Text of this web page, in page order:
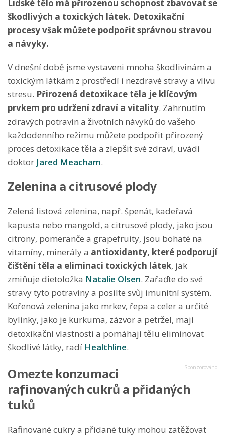
Lidské tělo má přirozenou schopnost zbavovat se
škodlivých a toxických látek. Detoxikační
procesy však můžete podpořit správnou stravou
a návyky.
V dnešní době jsme vystaveni mnoha škodlivinám a
toxickým látkám z prostředí i nezdravé stravy a vlivu
stresu. Přirozená detoxikace těla je klíčovým
prvkem pro udržení zdraví a vitality. Zahrnutím
zdravých potravin a životních návyků do vašeho
každodenního režimu můžete podpořit přirozený
proces detoxikace těla a zlepšit své zdraví, uvádí
doktor Jared Meacham.
Zelenina a citrusové plody
Zelená listová zelenina, např. špenát, kadeřavá
kapusta nebo mangold, a citrusové plody, jako jsou
citrony, pomeranče a grapefruity, jsou bohaté na
vitamíny, minerály a antioxidanty, které podporují
čištění těla a eliminaci toxických látek, jak
zmiňuje dietoložka Natalie Olsen. Zařaďte do své
stravy tyto potraviny a posilte svůj imunitní systém.
Kořenová zelenina jako mrkev, řepa a celer a určité
bylinky, jako je kurkuma, zázvor a petržel, mají
detoxikační vlastnosti a pomáhají tělu eliminovat
škodlivé látky, radí Healthline.
Omezte konzumaci
rafinovaných cukrů a přidaných
tuků
Rafinované cukry a přidané tuky mohou zatěžovat